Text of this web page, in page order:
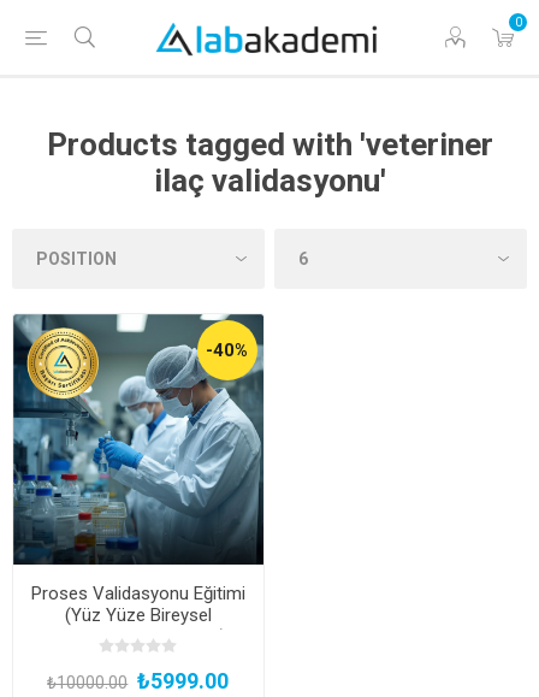
0
Products tagged with 'veteriner
ilaç validasyonu'
-40%
Proses Validasyonu Eğitimi
(Yüz Yüze Bireysel
Uygulamalı veya Hibrit)
₺10000.00 ₺5999.00